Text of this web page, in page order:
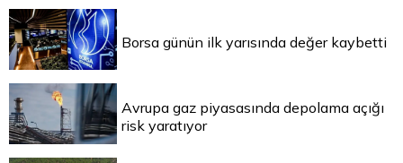
Borsa günün ilk yarısında değer kaybetti
Avrupa gaz piyasasında depolama açığı
risk yaratıyor